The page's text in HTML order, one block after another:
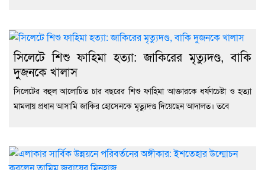
সিলেটে শিশু ফাহিমা হত্যা: জাকিরের মৃত্যুদণ্ড, বাকি
দুজনকে খালাস
সিলেটের বহুল আলোচিত চার বছরের শিশু ফাহিমা আক্তারকে ধর্ষণচেষ্টা ও হত্যা
মামলায় প্রধান আসামি জাকির হোসেনকে মৃত্যুদণ্ড দিয়েছেন আদালত। তবে